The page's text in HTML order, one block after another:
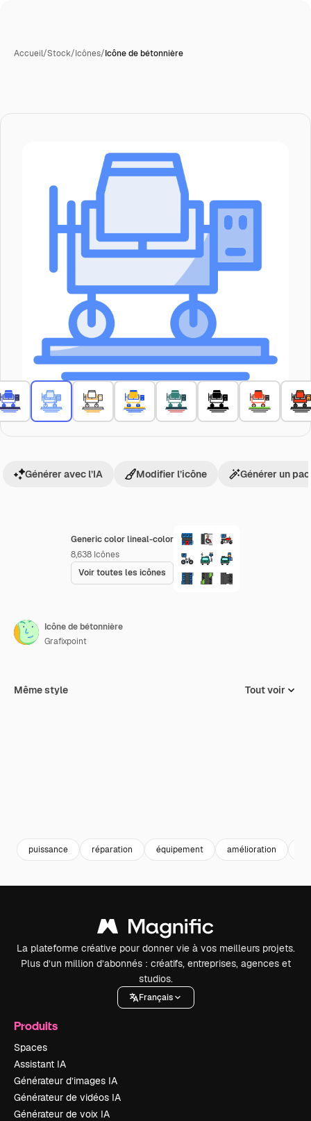
Accueil/Stock/Icônes/Icône de bétonnière
Generic color lineal-color
8,638 Icônes
Voir toutes les icônes
Générer avec l’IA Modifier l’icône Générer un
Icône de bétonnière
Grafixpoint
Même style Tout voir
puissance réparation équipement amélioration
La plateforme créative pour donner vie à vos meilleurs projets.
Plus d’un million d’abonnés : créatifs, entreprises, agences et
studios.
Français
Produits
Spaces
Assistant IA
Générateur d’images IA
Générateur de vidéos IA
Générateur de voix IA